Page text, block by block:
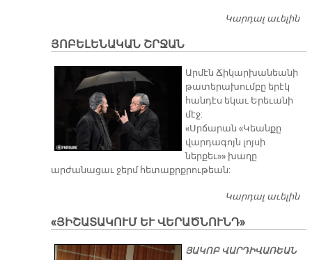
Կարդալ աւելին
ՅՈԲԵԼԵՆԱԿԱՆ ՇՐՋԱՆ
Արմէն Ճիկարխանեանի
թատերախումբը երէկ
հանդէս եկաւ Երեւանի
մէջ:
«Սրճարան «Կեանքը
վարդագոյն լոյսի
ներքեւ»» խաղը
արժանացաւ ջերմ հետաքրքրութեան:
Կարդալ աւելին
«ՅԻՇԱՏԱԿՈՒՄ ԵՒ ՎԵՐԱԾՆՈՒՆԴ»
ՅԱ­ԿՈԲ ՎԱՐ­ԴԻ­ՎԱ­ՌԵԱՆ